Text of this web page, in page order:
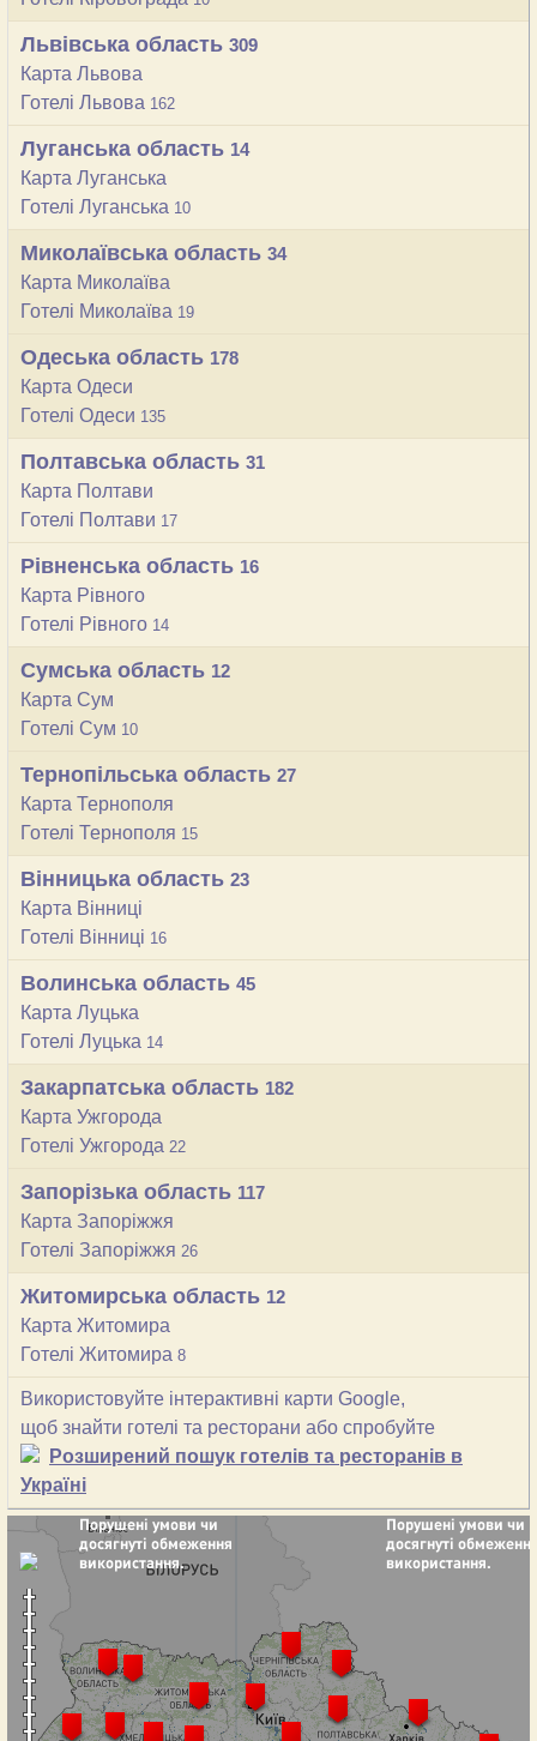
Львівська область 309
Карта Львова
Готелі Львова 162
Луганська область 14
Карта Луганська
Готелі Луганська 10
Миколаївська область 34
Карта Миколаїва
Готелі Миколаїва 19
Одеська область 178
Карта Одеси
Готелі Одеси 135
Полтавська область 31
Карта Полтави
Готелі Полтави 17
Рівненська область 16
Карта Рівного
Готелі Рівного 14
Сумська область 12
Карта Сум
Готелі Сум 10
Тернопільська область 27
Карта Тернополя
Готелі Тернополя 15
Вінницька область 23
Карта Вінниці
Готелі Вінниці 16
Волинська область 45
Карта Луцька
Готелі Луцька 14
Закарпатська область 182
Карта Ужгорода
Готелі Ужгорода 22
Запорізька область 117
Карта Запоріжжя
Готелі Запоріжжя 26
Житомирська область 12
Карта Житомира
Готелі Житомира 8
Використовуйте інтерактивні карти Google,
щоб знайти готелі та ресторани або спробуйте
Розширений пошук готелів та ресторанів в
Україні